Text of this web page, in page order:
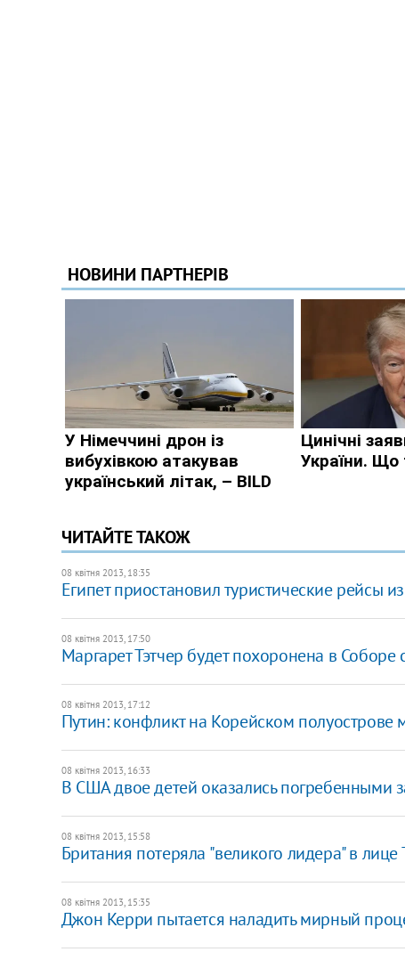
ЧИТАЙТЕ ТАКОЖ
08 квітня 2013, 18:35
Египет приостановил туристические рейсы
08 квітня 2013, 17:50
Маргарет Тэтчер будет похоронена в Соборе
08 квітня 2013, 17:12
Путин: конфликт на Корейском полуострове
08 квітня 2013, 16:33
В США двое детей оказались погребенными
08 квітня 2013, 15:58
Британия потеряла "великого лидера" в лице
08 квітня 2013, 15:35
Джон Керри пытается наладить мирный